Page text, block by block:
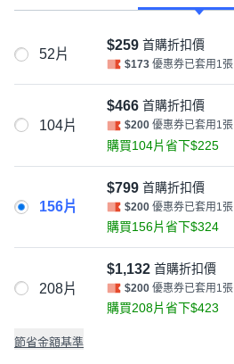
52片
$259 首購折扣價
$173 優惠券已套用1張
104片
$466 首購折扣價
$200 優惠券已套用1張
購買104片省下$225
156片
$799 首購折扣價
$200 優惠券已套用1張
購買156片省下$324
208片
$1,132 首購折扣價
$200 優惠券已套用1張
購買208片省下$423
節省金額基準